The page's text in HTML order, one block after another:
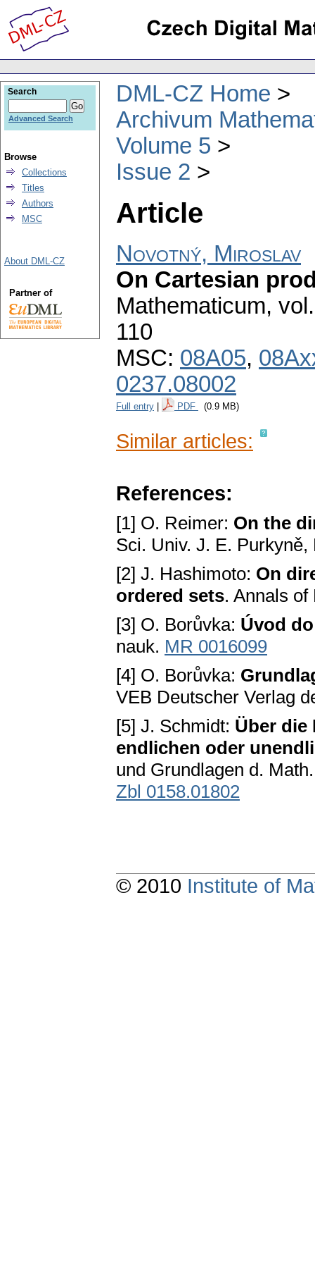
DML-CZ Home
Archivum
Volume 5
Issue 2
Article
Novotný, Miroslav
On Cartesian
Mathematicum,
110
MSC: 08A05,
0237.08002
Full entry PDF (0.9 MB)
Similar articles:
References:
[1] O. Reimer: On the
Sci. Univ. J. E.
[2] J. Hashimoto: On
ordered sets. Annals
[3] O. Borůvka: Úvod
nauk. MR 0016099
[4] O. Borůvka:
VEB Deutscher Verlag
[5] J. Schmidt: Über die
endlichen oder
und Grundlagen d.
Zbl 0158.01802
Search
Advanced Search
Browse
Collections
Titles
Authors
MSC
About DML-CZ
Partner of
© 2010 Institute of